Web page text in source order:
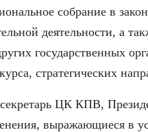
собрание в
деятельности, а
государственных
стратегических
ЦК КПВ,
выражающиеся в